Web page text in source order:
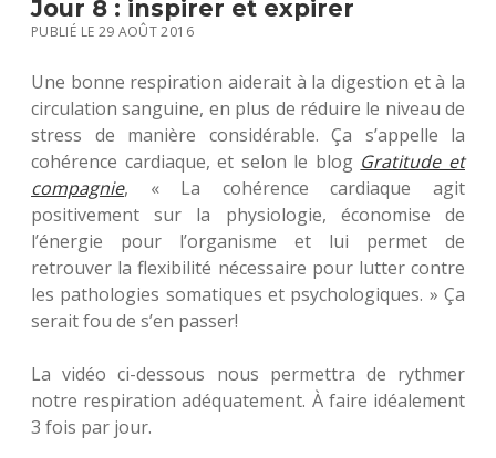
V
E
R
E
S
T
E
N
3
1
J
Jour 8 : inspirer et expirer
PUBLIÉ LE 29 AOÛT 2016
Une bonne respiration aiderait à la digestion et à la
circulation sanguine, en plus de réduire le niveau de
stress de manière considérable. Ça s’appelle la
cohérence cardiaque, et selon le blog Gratitude et
compagnie, « La cohérence cardiaque agit
positivement sur la physiologie, économise de
l’énergie pour l’organisme et lui permet de
retrouver la flexibilité nécessaire pour lutter contre
les pathologies somatiques et psychologiques. » Ça
serait fou de s’en passer!
La vidéo ci-dessous nous permettra de rythmer
notre respiration adéquatement. À faire idéalement
3 fois par jour.